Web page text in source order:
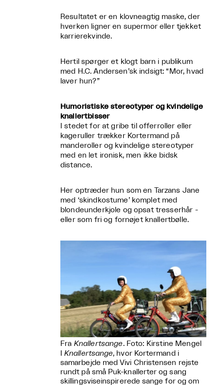
Resultatet er en klovneagtig maske, der
hverken ligner en supermor eller tjekket
karrierekvinde.
Hertil spørger et klogt barn i publikum
med H.C. Andersen’sk indsigt: “Mor, hvad
laver hun?”
Humoristiske stereotyper og kvindelige
knallertbisser
I stedet for at gribe til offerroller eller
kageruller trækker Kortermand på
manderoller og kvindelige stereotyper
med en let ironisk, men ikke bidsk
distance.
Her optræder hun som en Tarzans Jane
med ‘skindkostume’ komplet med
blondeunderkjole og opsat tresserhår -
eller som fri og fornøjet knallertbølle.
Fra Knallertsange. Foto: Kirstine Mengel
IKnallertsange, hvor Kortermand i
samarbejde med Vivi Christensen rejste
rundt på små Puk-knallerter og sang
skillingsviseinspirerede sange for og om